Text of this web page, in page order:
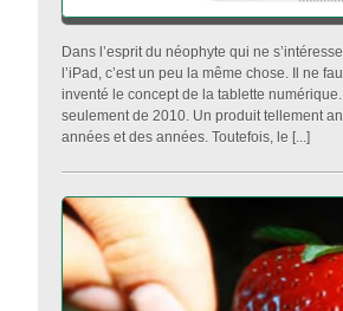
Dans l’esprit du néophyte qui ne
l’iPad, c’est un peu la même chose. Il ne
inventé le concept de la tablette
seulement de 2010. Un produit tellement
années et des années. Toutefois, le [...]